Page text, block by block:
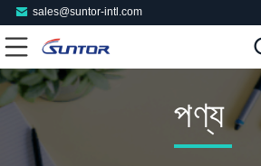
sales@suntor-intl.com
পণ্য